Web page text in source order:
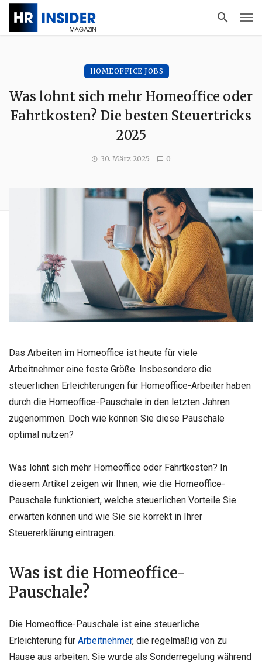
HOMEOFFICE JOBS
Was lohnt sich mehr Homeoffice oder
Fahrtkosten? Die besten Steuertricks
2025
30. März 2025 0
Das Arbeiten im Homeoffice ist heute für viele
Arbeitnehmer eine feste Größe. Insbesondere die
steuerlichen Erleichterungen für Homeoffice-Arbeiter haben
durch die Homeoffice-Pauschale in den letzten Jahren
zugenommen. Doch wie können Sie diese Pauschale
optimal nutzen?
Was lohnt sich mehr Homeoffice oder Fahrtkosten? In
diesem Artikel zeigen wir Ihnen, wie die Homeoffice-
Pauschale funktioniert, welche steuerlichen Vorteile Sie
erwarten können und wie Sie sie korrekt in Ihrer
Steuererklärung eintragen.
Was ist die Homeoffice-
Pauschale?
Die Homeoffice-Pauschale ist eine steuerliche
Erleichterung für Arbeitnehmer, die regelmäßig von zu
Hause aus arbeiten. Sie wurde als Sonderregelung während